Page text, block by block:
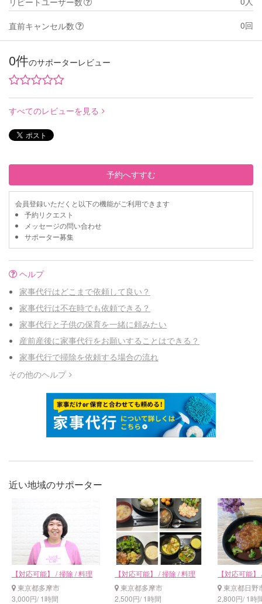
直前キャンセル数 0回
0件のサポーターレビュー
すべてのレビューを見る
予約へすすむ
会員登録いただくと以下の機能がご利用できます
予約リクエスト
メッセージの問い合わせ
サポーター募集
ヘルプ
家事代行はどこまで依頼して良い？
家事代行は不在時でも依頼できる？
家事代行と子供の保育を一緒に頼みたい
産前産後に家事代行をお願いすることはできる？
家事代行で掃除を依頼する場合の流れ
その他のヘルプ
近い地域のサポーター
【対応可能】 / 掃除 / 料理
東京都多摩市
3,000円/ 1時間
【対応可能】 / 掃除 / 料理
東京都多摩市
2,500円/ 1時間
【対応可能
東京都日野
2,800円/ 1時